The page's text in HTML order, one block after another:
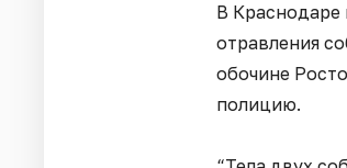
В Краснодаре
отравления
обочине
полицию.